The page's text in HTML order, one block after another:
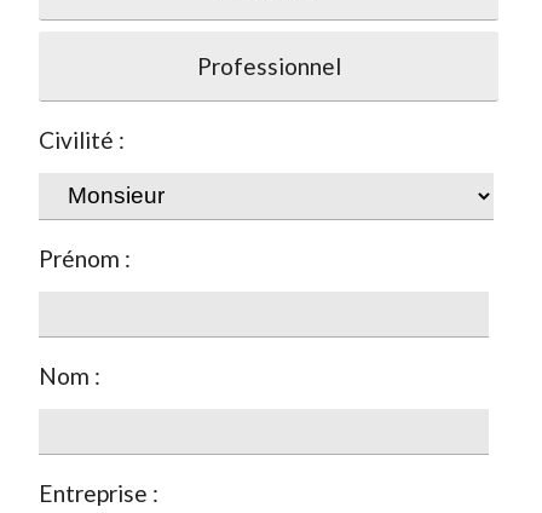
Professionnel
Civilité :
Prénom :
Nom :
Entreprise :